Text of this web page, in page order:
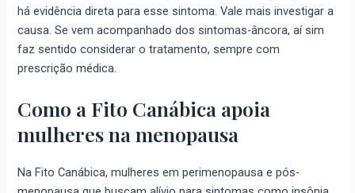
há evidência direta para esse sintoma. Vale mais investigar a
causa. Se vem acompanhado dos sintomas-âncora, aí sim
faz sentido considerar o tratamento, sempre com
prescrição médica.
Como a Fito Canábica apoia
mulheres na menopausa
Na Fito Canábica, mulheres em perimenopausa e pós-